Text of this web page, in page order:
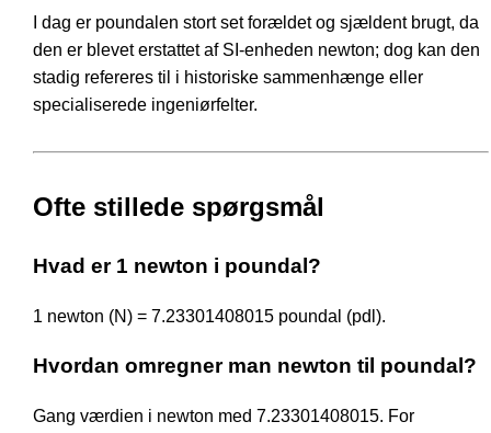
I dag er poundalen stort set forældet og sjældent brugt, da
den er blevet erstattet af SI-enheden newton; dog kan den
stadig refereres til i historiske sammenhænge eller
specialiserede ingeniørfelter.
Ofte stillede spørgsmål
Hvad er 1 newton i poundal?
1 newton (N) = 7.23301408015 poundal (pdl).
Hvordan omregner man newton til poundal?
Gang værdien i newton med 7.23301408015. For